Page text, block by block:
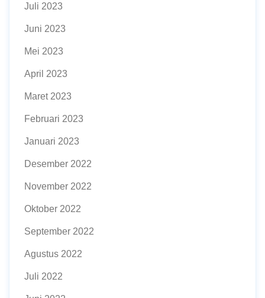
Juli 2023
Juni 2023
Mei 2023
April 2023
Maret 2023
Februari 2023
Januari 2023
Desember 2022
November 2022
Oktober 2022
September 2022
Agustus 2022
Juli 2022